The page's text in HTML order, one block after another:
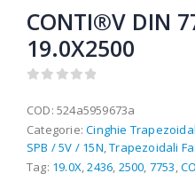
CONTI®V DIN
19.0X2500
COD: 524a5959673a
Categorie:Cinghie
SPB / 5V / 15N ,Trapezoidali
Tag: 19.0X ,2436 2500 7753 ,